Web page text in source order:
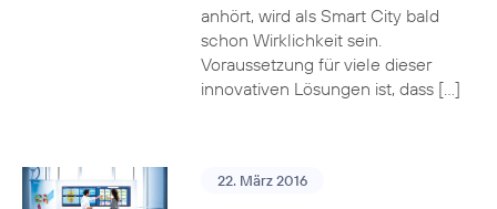
anhört, wird als Smart City bald
schon Wirklichkeit sein.
Voraussetzung für viele dieser
innovativen Lösungen ist, dass […]
22. März 2016